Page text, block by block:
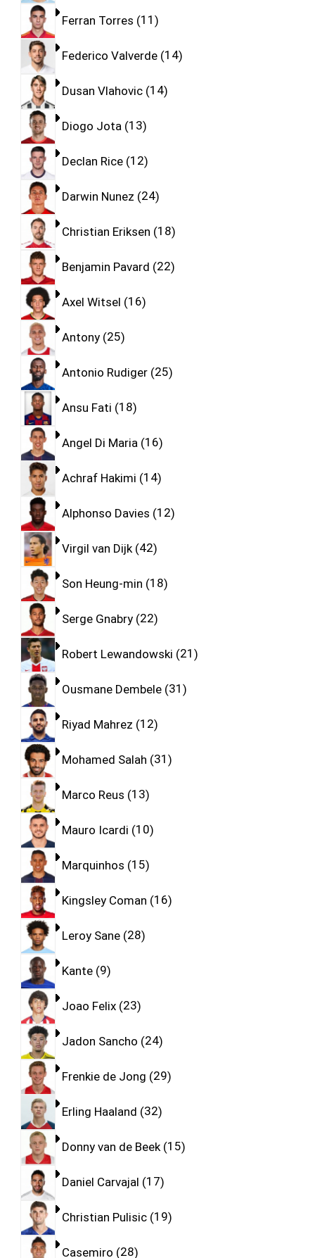
Ferran Torres 11
Federico Valverde 14
Dusan Vlahovic 14
Diogo Jota 13
Declan Rice 12
Darwin Nunez 24
Christian Eriksen 18
Benjamin Pavard 22
Axel Witsel 16
Antony 25
Antonio Rudiger 25
Ansu Fati 18
Angel Di Maria 16
Achraf Hakimi 14
Alphonso Davies 12
Virgil van Dijk 42
Son Heung-min 18
Serge Gnabry 22
Robert Lewandowski 21
Ousmane Dembele 31
Riyad Mahrez 12
Mohamed Salah 31
Marco Reus 13
Mauro Icardi 10
Marquinhos 15
Kingsley Coman 16
Leroy Sane 28
Kante 9
Joao Felix 23
Jadon Sancho 24
Frenkie de Jong 29
Erling Haaland 32
Donny van de Beek 15
Daniel Carvajal 17
Christian Pulisic 19
Casemiro 28